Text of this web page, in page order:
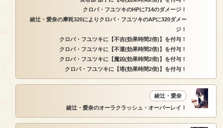
クロバ・フユツキのHPに714のダメージ！
綾辻・愛奈の摩耗320によりクロバ・フユツキのAPに320ダメー
ジ！
クロバ・フユツキに【不吉(効果時間2倍)】を付与！
クロバ・フユツキに【不運(効果時間2倍)】を付与！
クロバ・フユツキに【魔凶(効果時間2倍)】を付与！
クロバ・フユツキに【塔(効果時間2倍)】を付与！
綾辻・愛奈
綾辻・愛奈のオーラクラッシュ・オーバーレイ！